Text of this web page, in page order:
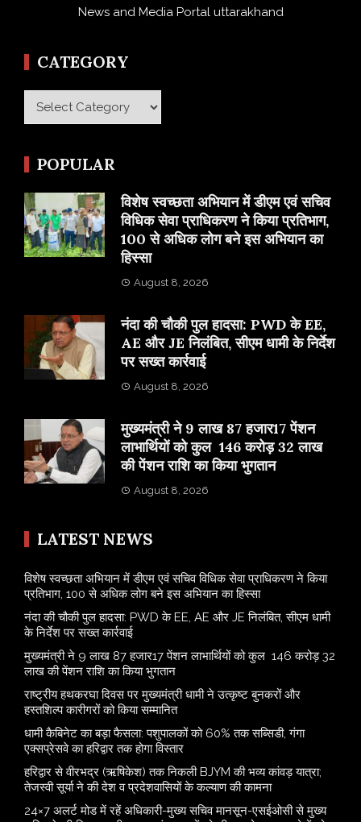
News and Media Portal uttarakhand
CATEGORY
Category
POPULAR
विशेष स्वच्छता अभियान में डीएम एवं सचिव
विधिक सेवा प्राधिकरण ने किया प्रतिभाग,
100 से अधिक लोग बने इस अभियान का
हिस्सा
August 8, 2026
नंदा की चौकी पुल हादसा: PWD के EE,
AE और JE निलंबित, सीएम धामी के निर्देश
पर सख्त कार्रवाई
August 8, 2026
मुख्यमंत्री ने 9 लाख 87 हजार17 पेंशन
लाभार्थियों को कुल 146 करोड़ 32 लाख
की पेंशन राशि का किया भुगतान
August 8, 2026
LATEST NEWS
विशेष स्वच्छता अभियान में डीएम एवं सचिव विधिक सेवा प्राधिकरण ने किया
प्रतिभाग, 100 से अधिक लोग बने इस अभियान का हिस्सा
नंदा की चौकी पुल हादसा: PWD के EE, AE और JE निलंबित, सीएम धामी
के निर्देश पर सख्त कार्रवाई
मुख्यमंत्री ने 9 लाख 87 हजार17 पेंशन लाभार्थियों को कुल 146 करोड़ 32
लाख की पेंशन राशि का किया भुगतान
राष्ट्रीय हथकरघा दिवस पर मुख्यमंत्री धामी ने उत्कृष्ट बुनकरों और
हस्तशिल्प कारीगरों को किया सम्मानित
​धामी कैबिनेट का बड़ा फैसला: पशुपालकों को 60% तक सब्सिडी, गंगा
एक्सप्रेसवे का हरिद्वार तक होगा विस्तार
​हरिद्वार से वीरभद्र (ऋषिकेश) तक निकली BJYM की भव्य कांवड़ यात्रा;
तेजस्वी सूर्या ने की देश व प्रदेशवासियों के कल्याण की कामना
24×7 अलर्ट मोड में रहें अधिकारी-मुख्य सचिव मानसून-एसईओसी से मुख्य